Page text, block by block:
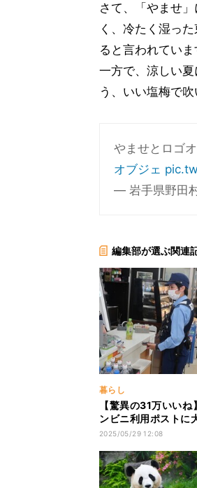
さて、「やませ
く、冷たく湿っ
ると言われてい
一方で、涼しい
う、いい塩梅で
やませとロゴ
オブジェ
— 岩手県野田
編集部が選ぶ関連
暮らし
【驚異の31万いいね
ンビニ利用ポストに
安良くなるし良いこ
してください」の声
2025/05/29 12:08